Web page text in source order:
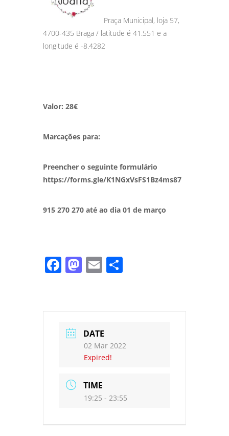
Praça Municipal, loja 57,
4700-435 Braga / latitude é 41.551 e a
longitude é -8.4282
Valor: 28€
Marcações para:
Preencher o seguinte formulário
https://forms.gle/K1NGxVsFS1Bz4ms87
915 270 270 até ao dia 01 de março
Facebook
Mastodon
Email
DATE
02 Mar 2022
Expired!
TIME
19:25 - 23:55